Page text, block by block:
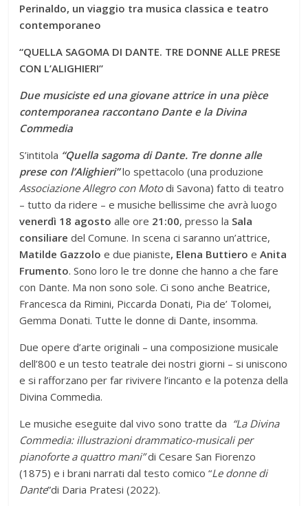
Perinaldo, un viaggio tra musica classica e teatro
contemporaneo
“QUELLA SAGOMA DI DANTE. TRE DONNE ALLE PRESE
CON L’ALIGHIERI”
Due musiciste ed una giovane attrice in una pièce
contemporanea raccontano Dante e la Divina
Commedia
S’intitola “Quella sagoma di Dante. Tre donne alle
prese con l’Alighieri”lo spettacolo (una produzione
Associazione Allegro con Motodi Savona) fatto di teatro
– tutto da ridere – e musiche bellissime che avrà luogo
venerdì 18 agosto alle ore 21:00, presso la Sala
consiliare del Comune. In scena ci saranno un’attrice,
Matilde Gazzolo e due pianiste, Elena Buttiero eAnita
Frumento. Sono loro le tre donne che hanno a che fare
con Dante. Ma non sono sole. Ci sono anche Beatrice,
Francesca da Rimini, Piccarda Donati, Pia de’ Tolomei,
Gemma Donati. Tutte le donne di Dante, insomma.
Due opere d’arte originali – una composizione musicale
dell’800 e un testo teatrale dei nostri giorni – si uniscono
e si rafforzano per far rivivere l’incanto e la potenza della
Divina Commedia.
Le musiche eseguite dal vivo sono tratte da “La Divina
Commedia: illustrazioni drammatico-musicali per
pianoforte a quattro mani”di Cesare San Fiorenzo
(1875) e i brani narrati dal testo comico “Le donne di
Dante”di Daria Pratesi (2022).